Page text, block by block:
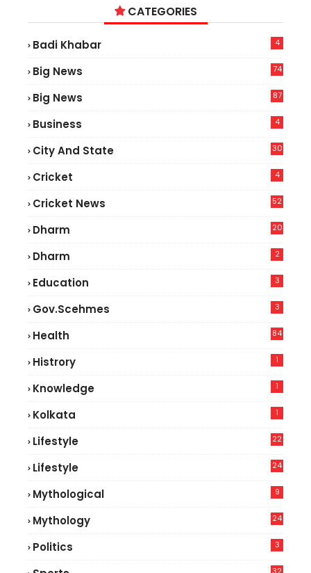
CATEGORIES
Badi Khabar 4
Big News
74
Big News
87
Business 4
City And State 30
Cricket 4
Cricket News
52
Dharm 20
Dharm 2
Education 3
Gov.scehmes 3
Health
84
Histrory 1
Knowledge 1
Kolkata 1
Lifestyle
22
Lifestyle
24
Mythological 9
Mythology 24
Politics 3